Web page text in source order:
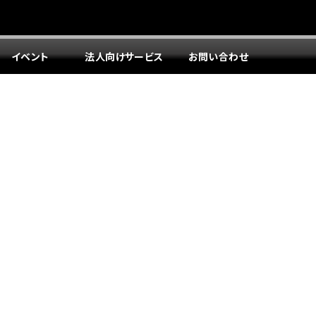
イベント 法人向けサービス お問い合わせ